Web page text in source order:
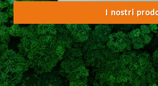
I nostri